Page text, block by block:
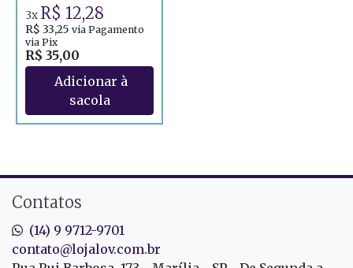
R$ 35,00
3x R$ 12,28
R$ 33,25 via Pagamento
via Pix
Contatos
(14) 9 9712-9701
contato@lojalov.com.br